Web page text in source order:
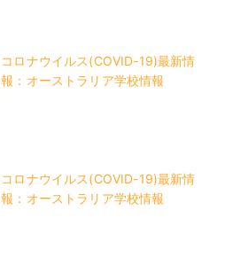
コロナウイルス(COVID-19)最新情
報：オーストラリア学校情報
コロナウイルス(COVID-19)最新情
報：オーストラリア学校情報